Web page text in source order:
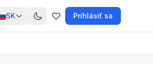
SK Prihlásiť sa